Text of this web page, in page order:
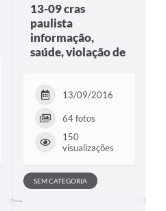
13-09 cras
paulista
informação,
saúde, violação de
13/09/2016
64 fotos
150
visualizações
SEM CATEGORIA